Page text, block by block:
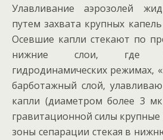
Улавливание аэрозолей
путем захвата крупных
Осевшие капли стекают по
нижние слои, где
гидродинамических режимах,
барботажный слой,
капли (диаметром более 3
гравитационной силы крупные
зоны сепарации стекая в